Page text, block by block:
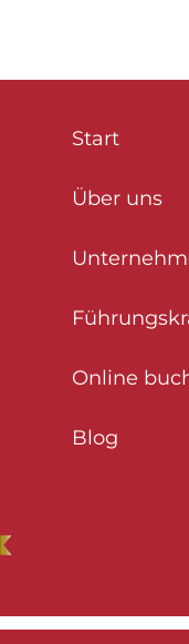
Start
Über uns
Online
Blog